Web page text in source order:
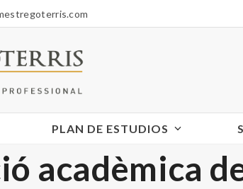
PLAN DE ESTUDIOS
acadèmica